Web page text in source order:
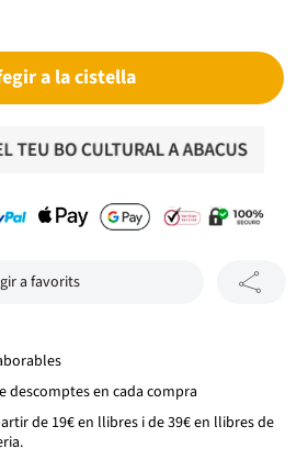
a la cistella
a favorits
descomptes en cada compra
de 19€ en llibres i de 39€ en llibres de